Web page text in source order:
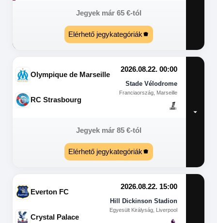
Jegyek már 65 €-tól
Elérhető jegykategóriák
Olympique de Marseille
2026.08.22. 00:00
Stade Vélodrome
Franciaország, Marseille
RC Strasbourg
Jegyek már 85 €-tól
Elérhető jegykategóriák
Everton FC
2026.08.22. 15:00
Hill Dickinson Stadion
Egyesült Királyság, Liverpool
Crystal Palace